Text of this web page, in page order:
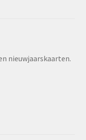
nieuwjaarskaarten.